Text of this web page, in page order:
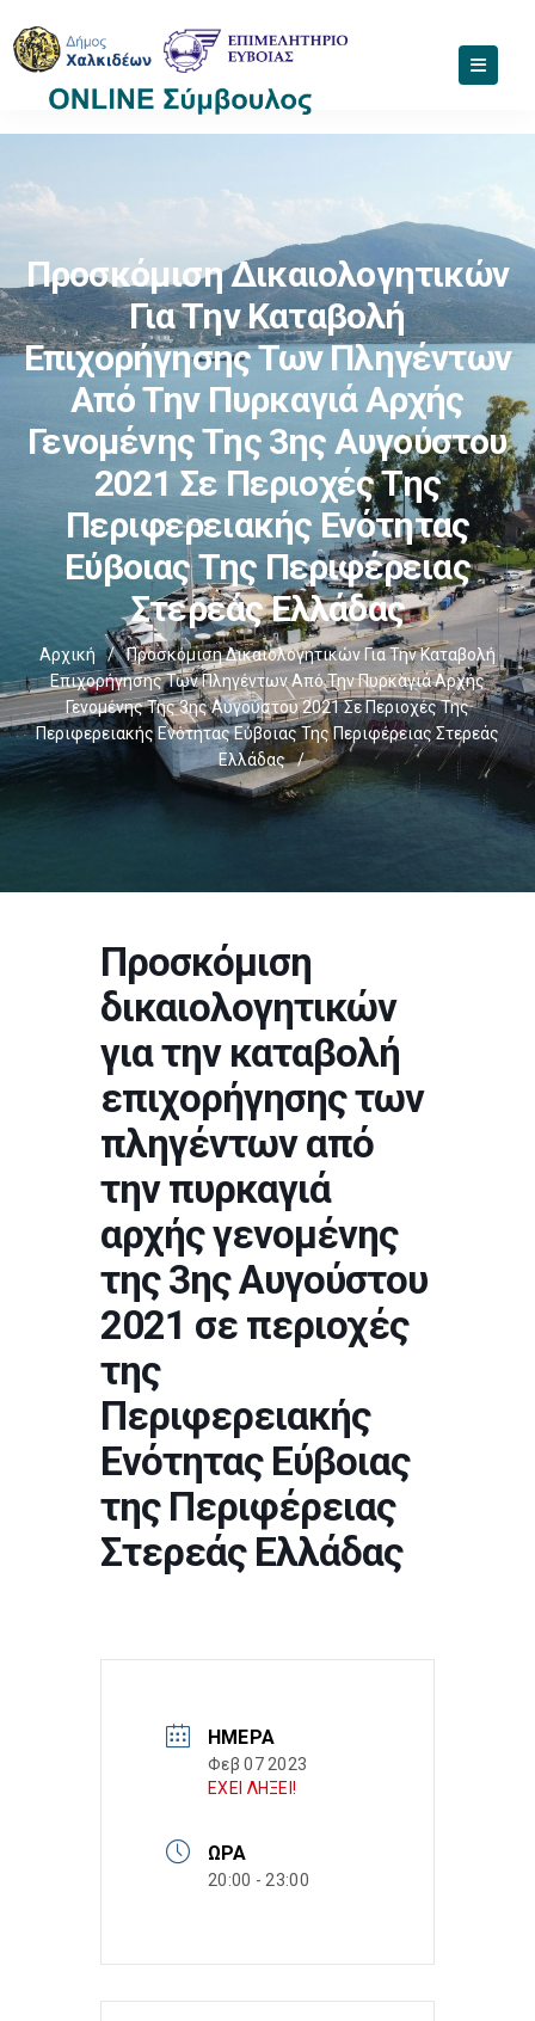
Προσκόμιση Δικαιολογητικών
Για Την Καταβολή
Επιχορήγησης Των Πληγέντων
Από Την Πυρκαγιά Αρχής
Γενομένης Της 3ης Αυγούστου
2021 Σε Περιοχές Της
Περιφερειακής Ενότητας
Εύβοιας Της Περιφέρειας
Στερεάς Ελλάδας
Αρχική /
Προσκόμιση Δικαιολογητικών Για Την Καταβολή
Επιχορήγησης Των Πληγέντων Από Την Πυρκαγιά Αρχής
Γενομένης Της 3ης Αυγούστου 2021 Σε Περιοχές Της
Περιφερειακής Ενότητας Εύβοιας Της Περιφέρειας Στερεάς
Ελλάδας
/
Προσκόμιση
δικαιολογητικών
για την καταβολή
επιχορήγησης των
πληγέντων από
την πυρκαγιά
αρχής γενομένης
της 3ης Αυγούστου
2021 σε περιοχές
της
Περιφερειακής
Ενότητας Εύβοιας
της Περιφέρειας
Στερεάς Ελλάδας
ΗΜΈΡΑ
Φεβ 07 2023
ΕΧΕΙ ΛΗΞΕΙ!
ΏΡΑ
20:00 - 23:00